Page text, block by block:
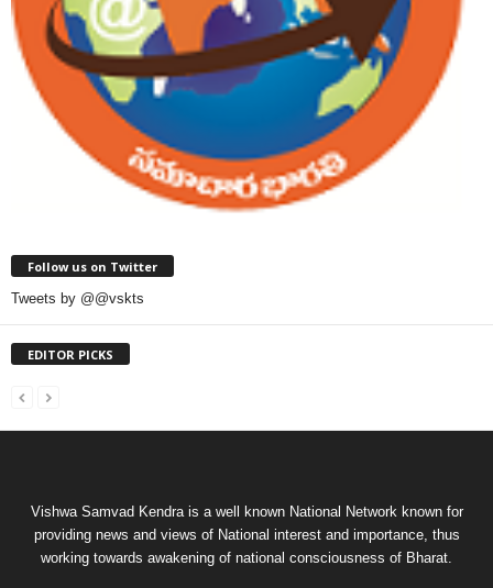
Follow us on Twitter
Tweets by @@vskts
EDITOR PICKS
Vishwa Samvad Kendra is a well known National Network known for
providing news and views of National interest and importance, thus
working towards awakening of national consciousness of Bharat.